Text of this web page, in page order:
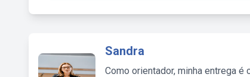
Sandra
Como orientador, minha entrega